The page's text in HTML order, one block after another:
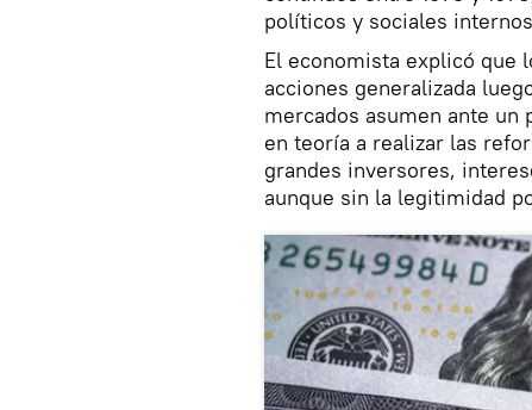
políticos y sociales
El economista explicó que
acciones generalizada
mercados asumen ante un
en teoría a realizar las
grandes inversores,
aunque sin la legitimidad